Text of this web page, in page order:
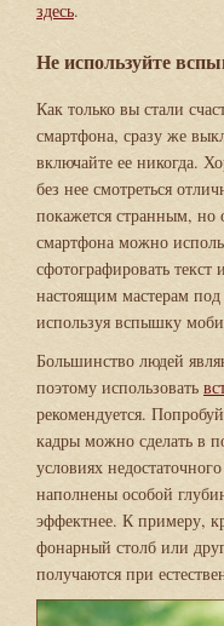
здесь.
Не используйте
Как только вы стали
смартфона, сразу же
включайте ее никогда.
без нее смотреться
покажется странным, но
смартфона можно
сфотографировать
настоящим мастерам под
используя вспышку
Большинство людей
поэтому использовать
рекомендуется.
кадры можно сделать в
условиях
наполнены особой
эффектнее. К примеру,
фонарный столб или
получаются при